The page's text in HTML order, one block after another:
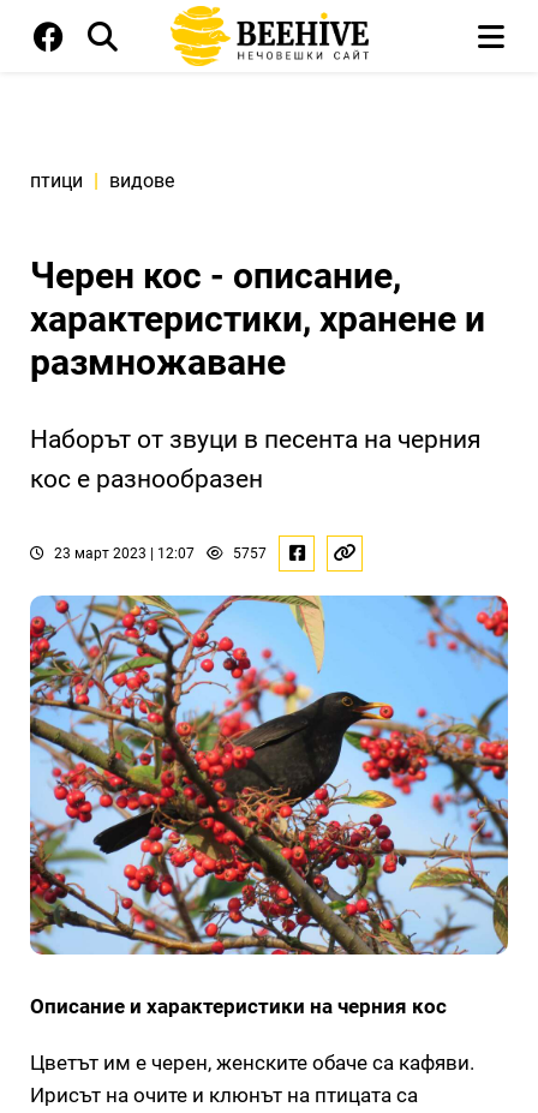
птици | видове
Черен кос - описание,
характеристики, хранене и
размножаване
Наборът от звуци в песента на черния
кос е разнообразен
23 март 2023 | 12:07 5757
Описание и характеристики на черния кос
Цветът им е черен, женските обаче са кафяви.
Ирисът на очите и клюнът на птицата са